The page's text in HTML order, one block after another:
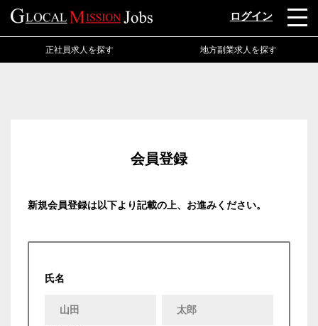
ログイン
正社員求人を探す 地方副業求人を探す
会員登録
新規会員登録は以下より記載の上、お進みください。
氏名